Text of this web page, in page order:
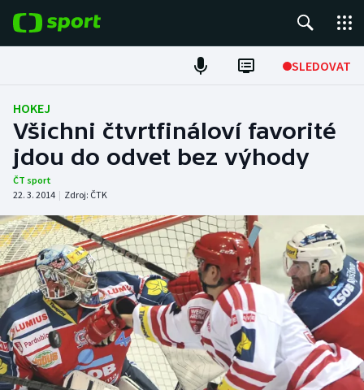
SLEDOVAT
Fotbal
Hokej
Tenis
Atletika
Cyklistika
DALŠÍ SPORTY
Americký fotbal
Baseball a softbal
NEPŘEHLÉDNĚTE
Soutěže
HOKEJ
Všichni čtvrtfináloví favorité
jdou do odvet bez výhody
ČT sport
22. 3. 2014 | Zdroj: ČTK